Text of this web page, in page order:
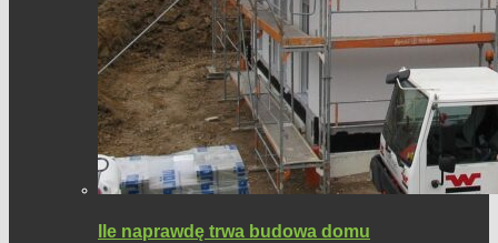
Ile naprawdę trwa budowa domu